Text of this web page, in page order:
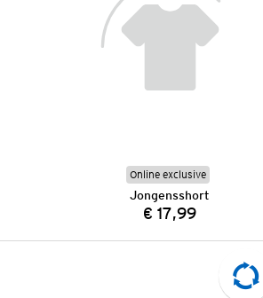
Online exclusive
Jongensshort
Prijs:
€ 17,99